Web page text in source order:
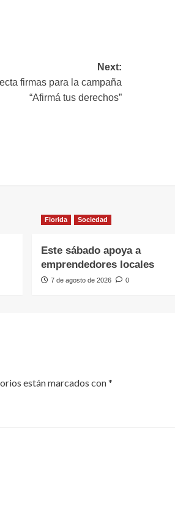
Next:
firmas para la campaña
“Afirmá tus derechos”
Florida Sociedad
Este sábado apoya a
emprendedores locales
7 de agosto de 2026 0
están marcados con*